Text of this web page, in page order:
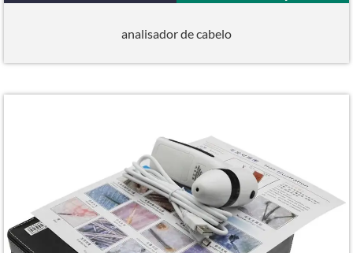
analisador de cabelo